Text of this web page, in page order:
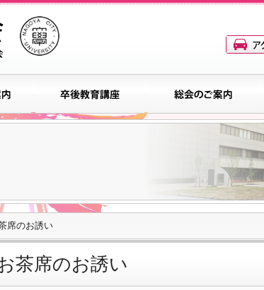
席のお誘い
茶席のお誘い